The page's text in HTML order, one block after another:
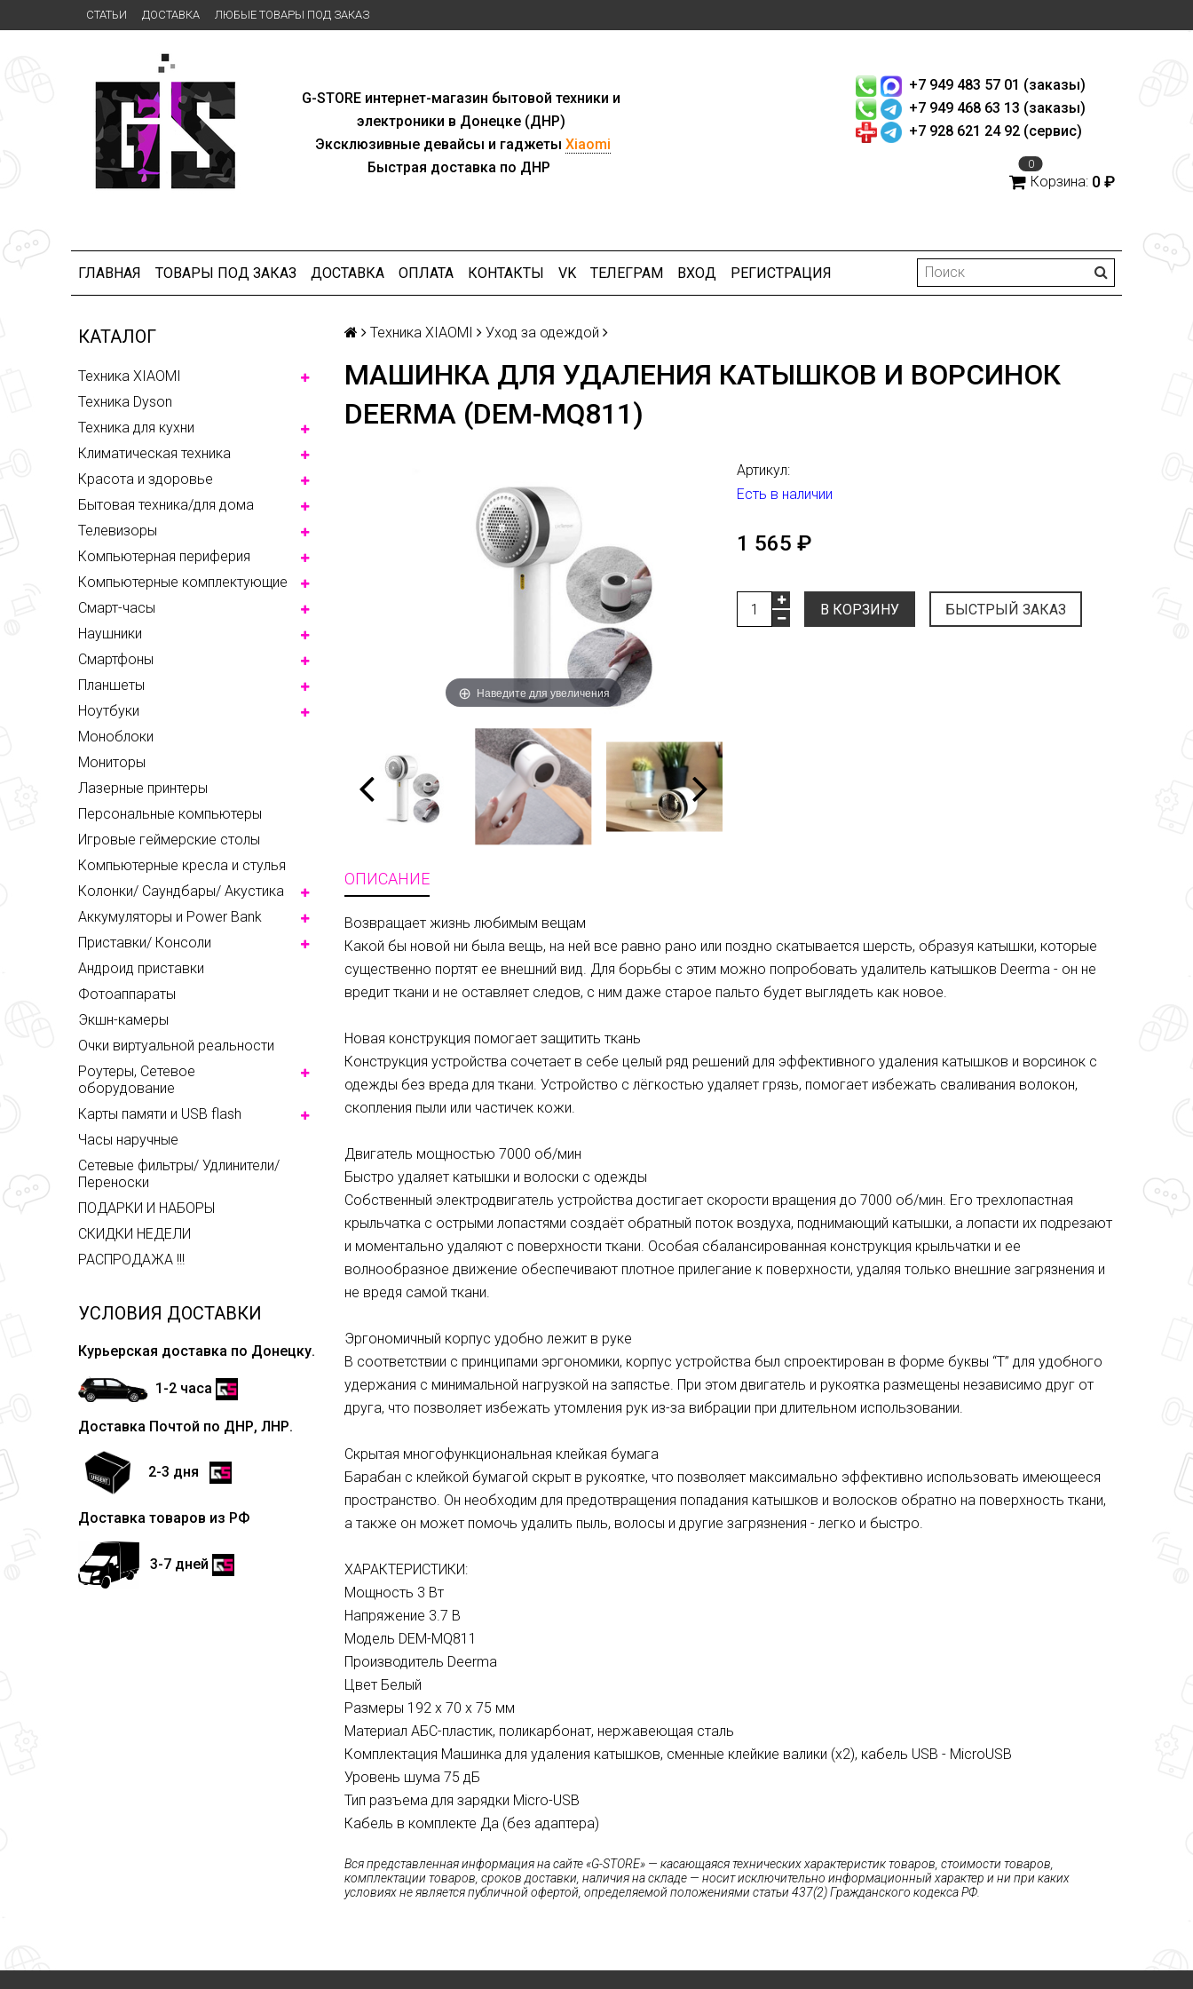
СТАТЬИ ДОСТАВКА ЛЮБЫЕ ТОВАРЫ ПОД ЗАКАЗ
G-STOREинтернет-магазин бытовой техники и
электроники в Донецке (ДНР)
Эксклюзивные девайсы и гаджеты Xiaomi
Быстрая доставка по ДНР
+7 949 483 57 01 (заказы)
+7 949 468 63 13 (заказы)
+7 928 621 24 92 (сервис)
0
Корзина: 0 ₽
ГЛАВНАЯ ТОВАРЫ ПОД ЗАКАЗ ДОСТАВКА ОПЛАТА КОНТАКТЫ VK ТЕЛЕГРАМ ВХОД РЕГИСТРАЦИЯ
КАТАЛОГ
Техника XIAOMI
Техника Dyson
Техника для кухни
Климатическая техника
Красота и здоровье
Бытовая техника/для дома
Телевизоры
Компьютерная периферия
Компьютерные комплектующие
Смарт-часы
Наушники
Смартфоны
Планшеты
Ноутбуки
Моноблоки
Мониторы
Лазерные принтеры
Персональные компьютеры
Игровые геймерские столы
Компьютерные кресла и стулья
Колонки/ Саундбары/ Акустика
Аккумуляторы и Power Bank
Приставки/ Консоли
Андроид приставки
Фотоаппараты
Экшн-камеры
Очки виртуальной реальности
Роутеры, Сетевое
оборудование
Карты памяти и USB flash
Часы наручные
Сетевые фильтры/ Удлинители/
Переноски
ПОДАРКИ И НАБОРЫ
СКИДКИ НЕДЕЛИ
РАСПРОДАЖА !!!
УСЛОВИЯ ДОСТАВКИ
Курьерская доставка по Донецку.
1-2 часа
Доставка Почтой по ДНР, ЛНР.
2-3 дня
Доставка товаров из РФ
3-7 дней
Техника XIAOMI Уход за одеждой
МАШИНКА ДЛЯ УДАЛЕНИЯ КАТЫШКОВ И ВОРСИНОК
DEERMA (DEM-MQ811)
Наведите для увеличения
Артикул:
Есть в наличии
1 565 ₽
В КОРЗИНУ БЫСТРЫЙ ЗАКАЗ
ОПИСАНИЕ
Возвращает жизнь любимым вещам
Какой бы новой ни была вещь, на ней все равно рано или поздно скатывается шерсть, образуя катышки, которые
существенно портят ее внешний вид. Для борьбы с этим можно попробовать удалитель катышков Deerma - он не
вредит ткани и не оставляет следов, с ним даже старое пальто будет выглядеть как новое.
Новая конструкция помогает защитить ткань
Конструкция устройства сочетает в себе целый ряд решений для эффективного удаления катышков и ворсинок с
одежды без вреда для ткани. Устройство с лёгкостью удаляет грязь, помогает избежать сваливания волокон,
скопления пыли или частичек кожи.
Двигатель мощностью 7000 об/мин
Быстро удаляет катышки и волоски с одежды
Собственный электродвигатель устройства достигает скорости вращения до 7000 об/мин. Его трехлопастная
крыльчатка с острыми лопастями создаёт обратный поток воздуха, поднимающий катышки, а лопасти их подрезают
и моментально удаляют с поверхности ткани. Особая сбалансированная конструкция крыльчатки и ее
волнообразное движение обеспечивают плотное прилегание к поверхности, удаляя только внешние загрязнения и
не вредя самой ткани.
Эргономичный корпус удобно лежит в руке
В соответствии с принципами эргономики, корпус устройства был спроектирован в форме буквы “Т” для удобного
удержания с минимальной нагрузкой на запястье. При этом двигатель и рукоятка размещены независимо друг от
друга, что позволяет избежать утомления рук из-за вибрации при длительном использовании.
Скрытая многофункциональная клейкая бумага
Барабан с клейкой бумагой скрыт в рукоятке, что позволяет максимально эффективно использовать имеющееся
пространство. Он необходим для предотвращения попадания катышков и волосков обратно на поверхность ткани,
а также он может помочь удалить пыль, волосы и другие загрязнения - легко и быстро.
ХАРАКТЕРИСТИКИ:
Мощность 3 Вт
Напряжение 3.7 В
Модель DEM-MQ811
Производитель Deerma
Цвет Белый
Размеры 192 x 70 x 75 мм
Материал АБС-пластик, поликарбонат, нержавеющая сталь
Комплектация Машинка для удаления катышков, сменные клейкие валики (х2), кабель USB - MicroUSB
Уровень шума 75 дБ
Тип разъема для зарядки Micro-USB
Кабель в комплекте Да (без адаптера)
Вся представленная информация на сайте «G-STORE» — касающаяся технических характеристик товаров, стоимости товаров,
комплектации товаров, сроков доставки, наличия на складе — носит исключительно информационный характер и ни при каких
условиях не является публичной офертой, определяемой положениями статьи 437(2) Гражданского кодекса РФ.